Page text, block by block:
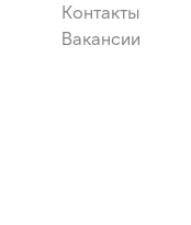
Контакты
Вакансии